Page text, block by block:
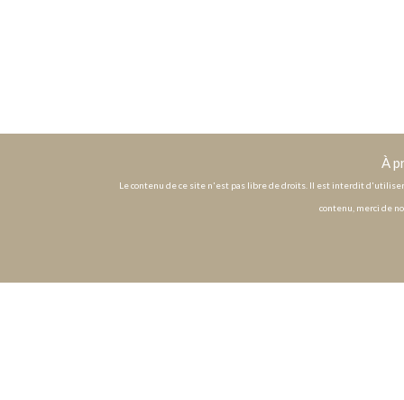
À
Le contenu de ce site n'est pas libre de droits. Il est interdit
contenu, merci de